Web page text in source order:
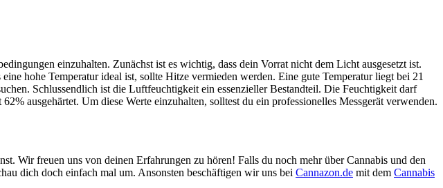
einzuhalten. Zunächst ist es wichtig, dass dein Vorrat nicht dem Licht ausgesetzt ist.
hohe Temperatur ideal ist, sollte Hitze vermieden werden. Eine gute Temperatur liegt bei 21
Schlussendlich ist die Luftfeuchtigkeit ein essenzieller Bestandteil. Die Feuchtigkeit darf
ausgehärtet. Um diese Werte einzuhalten, solltest du ein professionelles Messgerät verwenden.
Wir freuen uns von deinen Erfahrungen zu hören! Falls du noch mehr über Cannabis und den
dich doch einfach mal um. Ansonsten beschäftigen wir uns bei Cannazon.de mit dem Cannabis